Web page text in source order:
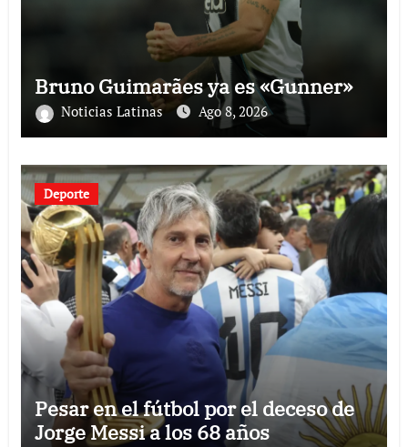
Bruno Guimarães ya es «Gunner»
Noticias Latinas Ago 8, 2026
Deporte
Pesar en el fútbol por el deceso de
Jorge Messi a los 68 años